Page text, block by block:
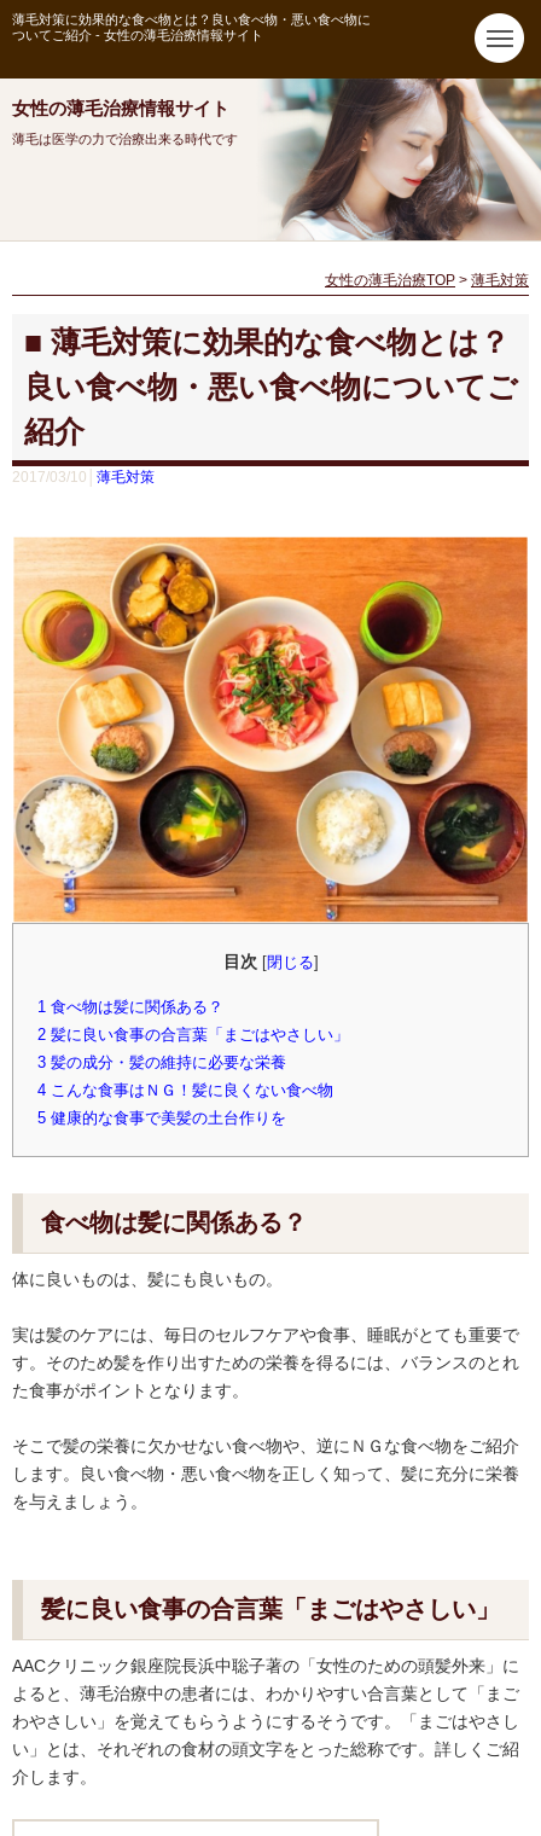
薄毛対策に効果的な食べ物とは？良い食べ物・悪い食べ物に
ついてご紹介 - 女性の薄毛治療情報サイト
女性の薄毛治療情報サイト
薄毛は医学の力で治療出来る時代です
女性の薄毛治療TOP > 薄毛対策
薄毛対策に効果的な食べ物とは？
良い食べ物・悪い食べ物についてご
紹介
2017/03/10│ 薄毛対策
目次 閉じる
1 食べ物は髪に関係ある？
2 髪に良い食事の合言葉「まごはやさしい」
3 髪の成分・髪の維持に必要な栄養
4 こんな食事はＮＧ！髪に良くない食べ物
5 健康的な食事で美髪の土台作りを
食べ物は髪に関係ある？
体に良いものは、髪にも良いもの。
実は髪のケアには、毎日のセルフケアや食事、睡眠がとても重要で
す。そのため髪を作り出すための栄養を得るには、バランスのとれ
た食事がポイントとなります。
そこで髪の栄養に欠かせない食べ物や、逆にＮＧな食べ物をご紹介
します。良い食べ物・悪い食べ物を正しく知って、髪に充分に栄養
を与えましょう。
髪に良い食事の合言葉「まごはやさしい」
AACクリニック銀座院長浜中聡子著の「女性のための頭髪外来」に
よると、薄毛治療中の患者には、わかりやすい合言葉として「まご
わやさしい」を覚えてもらうようにするそうです。「まごはやさし
い」とは、それぞれの食材の頭文字をとった総称です。詳しくご紹
介します。